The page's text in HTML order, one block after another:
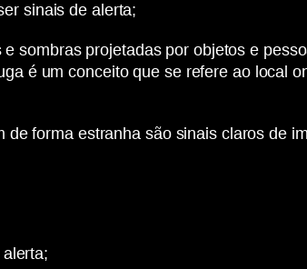
sinais de alerta;
sombras projetadas por objetos e
é um conceito que se refere ao local
forma estranha são sinais claros de